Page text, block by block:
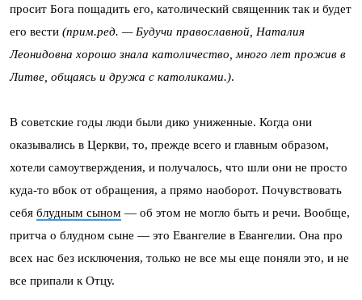
просит Бога пощадить его, католический священник так и будет
его вести (прим.ред. — Будучи православной, Наталия
Леонидовна хорошо знала католичество, много лет прожив в
Литве, общаясь и дружа с католиками.).
В советские годы люди были дико униженные. Когда они
оказывались в Церкви, то, прежде всего и главным образом,
хотели самоутверждения, и получалось, что шли они не просто
куда-то вбок от обращения, а прямо наоборот. Почувствовать
себя блудным сыном — об этом не могло быть и речи. Вообще,
притча о блудном сыне — это Евангелие в Евангелии. Она про
всех нас без исключения, только не все мы еще поняли это, и не
все припали к Отцу.